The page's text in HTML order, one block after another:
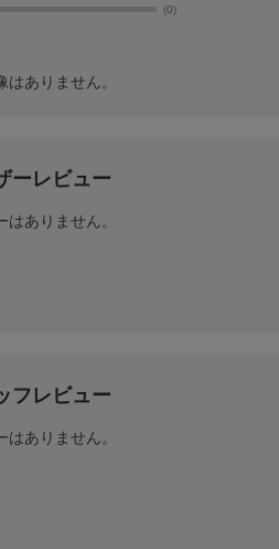
(0)
はありません。
ーレビュー
はありません。
フレビュー
はありません。